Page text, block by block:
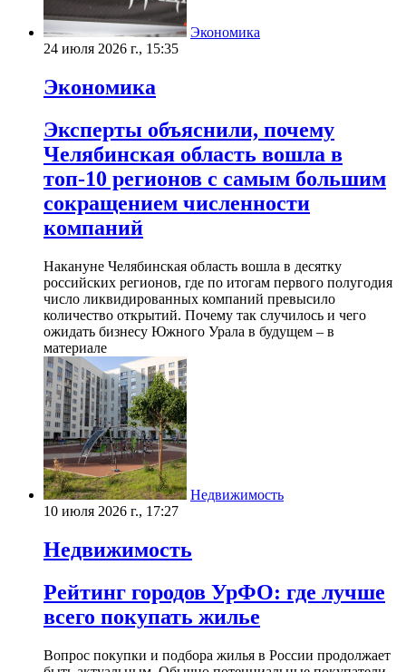
Экономика
24 июля 2026 г., 15:35
Экономика
Эксперты объяснили, почему
Челябинская область вошла в
топ-10 регионов с самым большим
сокращением численности
компаний
Накануне Челябинская область вошла в десятку
российских регионов, где по итогам первого полугодия
число ликвидированных компаний превысило
количество открытий. Почему так случилось и чего
ожидать бизнесу Южного Урала в будущем – в
материале
Недвижимость
10 июля 2026 г., 17:27
Недвижимость
Рейтинг городов УрФО: где лучше
всего покупать жилье
Вопрос покупки и подбора жилья в России продолжает